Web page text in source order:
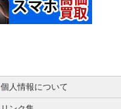
個人情報について